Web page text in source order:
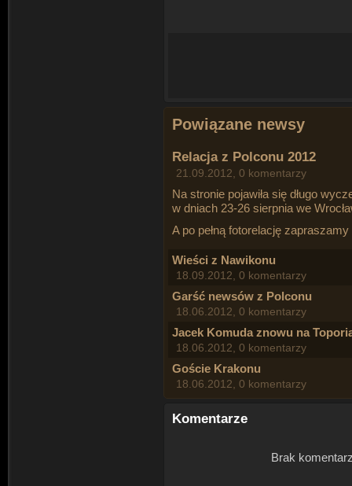
Powiązane newsy
Relacja z Polconu 2012
21.09.2012, 0 komentarzy
Na stronie pojawiła się długo
w dniach 23-26 sierpnia we
A po pełną fotorelację
Wieści z Nawikonu
18.09.2012, 0 komentarzy
Garść newsów z Polconu
18.06.2012, 0 komentarzy
Jacek Komuda znowu na
18.06.2012, 0 komentarzy
Goście Krakonu
18.06.2012, 0 komentarzy
Komentarze
Brak